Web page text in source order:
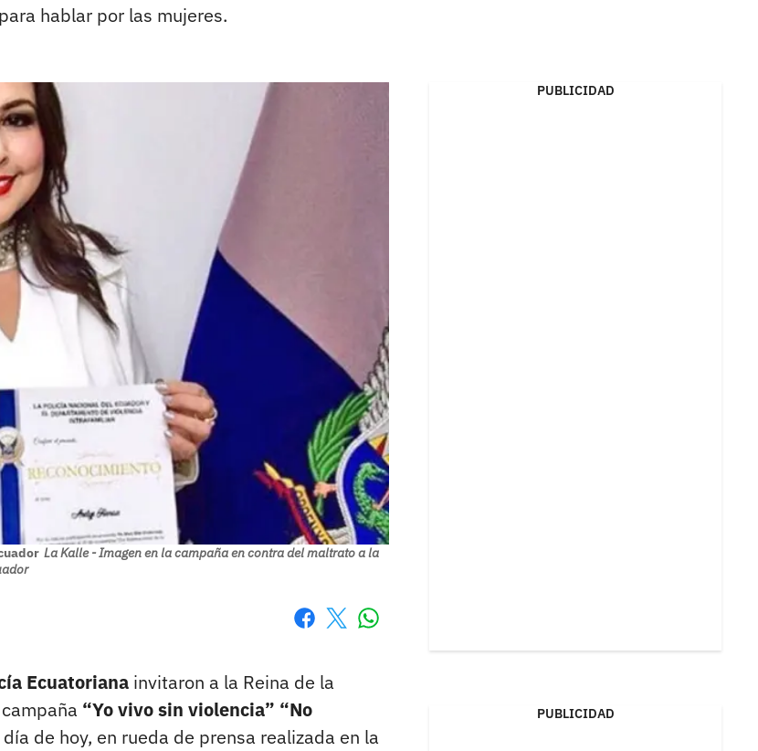
hablar por las mujeres.
La Kalle - Imagen en la campaña en contra del maltrato a la
Ecuatoriana invitaron a la Reina de la
“Yo vivo sin violencia” “No
de hoy, en rueda de prensa realizada en la
PUBLICIDAD
PUBLICIDAD